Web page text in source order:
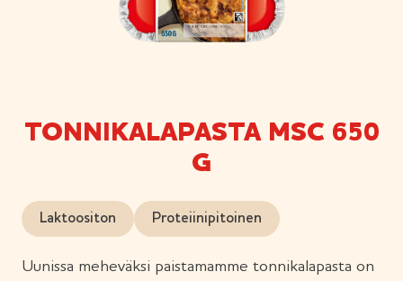
TONNIKALAPASTA MSC 650
G
Laktoositon Proteiinipitoinen
Uunissa meheväksi paistamamme tonnikalapasta on